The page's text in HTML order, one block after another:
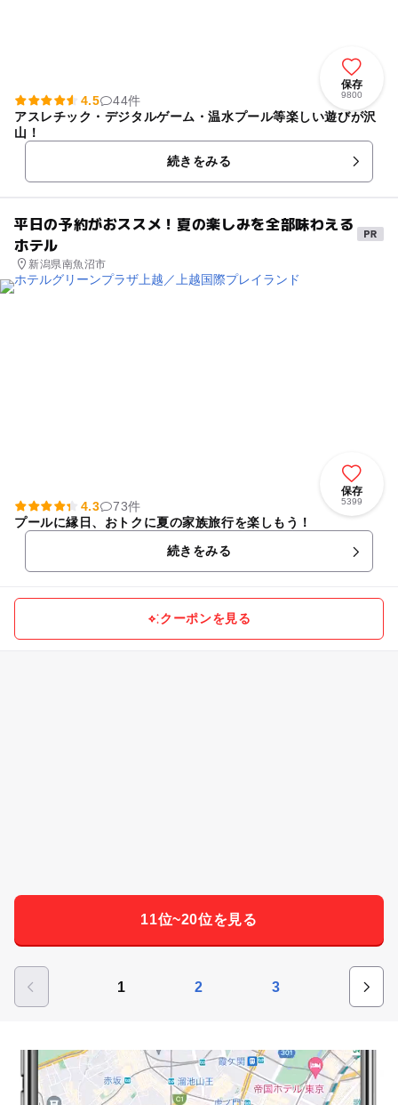
保存
9800
4.5
44件
アスレチック・デジタルゲーム・温水プール等楽しい遊びが沢
山！
続きをみる
平日の予約がおススメ！夏の楽しみを全部味わえる
ホテル
新潟県南魚沼市
保存
5399
4.3
73件
プールに縁日、おトクに夏の家族旅行を楽しもう！
続きをみる
クーポンを見る
11位~20位を見る
1 2 3